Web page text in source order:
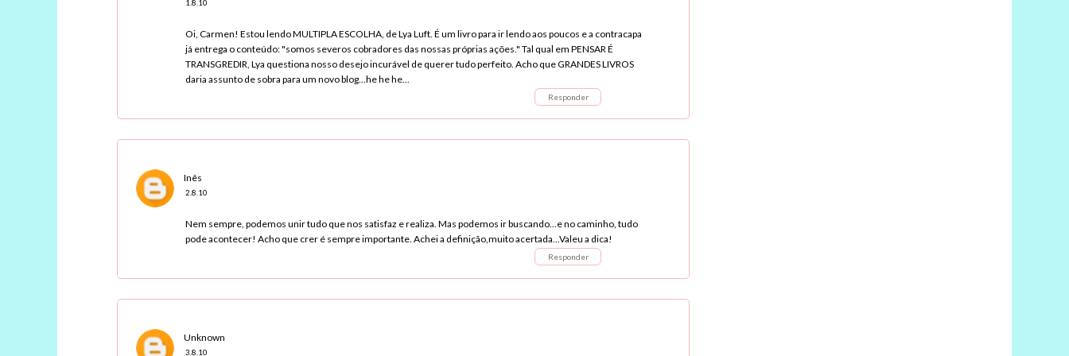
1.8.10
Oi, Carmen! Estou lendo MULTIPLA ESCOLHA, de Lya Luft. É um livro para ir lendo aos poucos e a contracapa
já entrega o conteúdo: "somos severos cobradores das nossas próprias ações." Tal qual em PENSAR É
TRANSGREDIR, Lya questiona nosso desejo incurável de querer tudo perfeito. Acho que GRANDES LIVROS
daria assunto de sobra para um novo blog...he he he...
Responder
Inês
2.8.10
Nem sempre, podemos unir tudo que nos satisfaz e realiza. Mas podemos ir buscando...e no caminho, tudo
pode acontecer! Acho que crer é sempre importante. Achei a definição,muito acertada...Valeu a dica!
Responder
Unknown
3.8.10